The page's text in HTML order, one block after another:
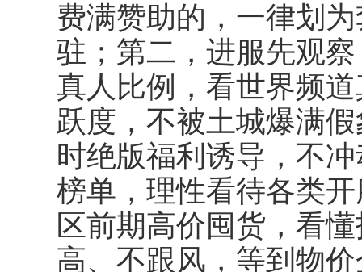
费满赞助的，一律划
驻；第二，进服先观
真人比例，看世界频
跃度，不被土城爆满
时绝版福利诱导，不
榜单，理性看待各类
区前期高价囤货，看
高、不跟风，等到物